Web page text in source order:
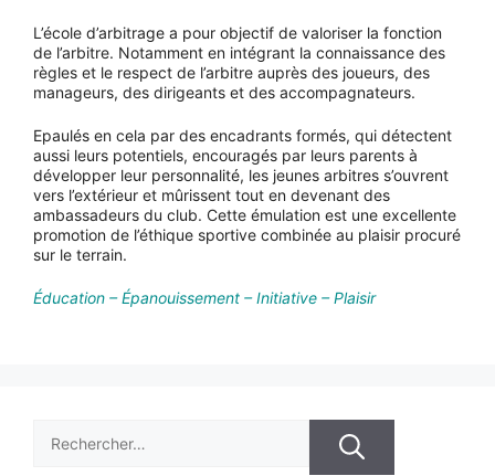
L’école d’arbitrage a pour objectif de valoriser la fonction
de l’arbitre. Notamment en intégrant la connaissance des
règles et le respect de l’arbitre auprès des joueurs, des
manageurs, des dirigeants et des accompagnateurs.
Epaulés en cela par des encadrants formés, qui détectent
aussi leurs potentiels, encouragés par leurs parents à
développer leur personnalité, les jeunes arbitres s’ouvrent
vers l’extérieur et mûrissent tout en devenant des
ambassadeurs du club. Cette émulation est une excellente
promotion de l’éthique sportive combinée au plaisir procuré
sur le terrain.
Éducation – Épanouissement – Initiative – Plaisir